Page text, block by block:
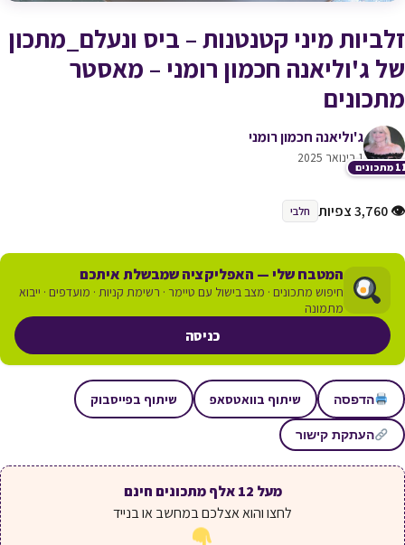
זלביות מיני קטנטנות – ביס ונעלם_מתכון
של ג'וליאנה חכמון רומני – מאסטר
מתכונים
ג'וליאנה חכמון רומני
1 בינואר 2025
👁 3,760 צפיות חלבי
המטבח שלי — האפליקציה שמבשלת איתכם
חיפוש מתכונים · מצב בישול עם טיימר · רשימת קניות · מועדפים · ייבוא
מתמונה
כניסה
הדפסה שיתוף בוואטסאפ שיתוף בפייסבוק
העתקת קישור
מעל 12 אלף מתכונים חינם
לחצו והוא אצלכם במחשב או בנייד